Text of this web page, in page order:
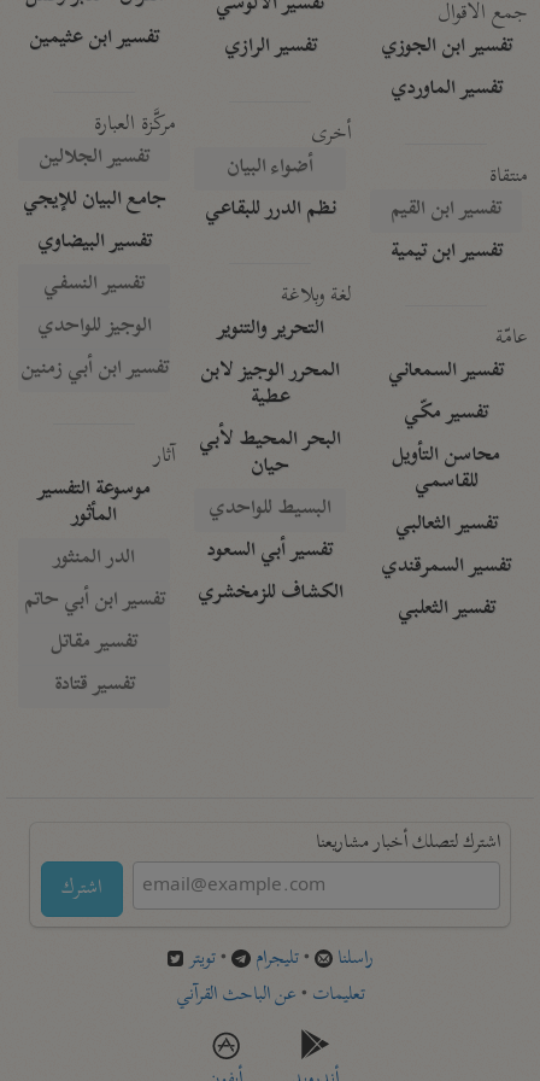
جمع الأقوال
تفسير ابن الجوزي
تفسير الماوردي
منتقاة
تفسير ابن القيم
تفسير ابن تيمية
عامّة
تفسير السمعاني
تفسير مكّي
محاسن التأويل
للقاسمي
تفسير الثعالبي
تفسير السمرقندي
تفسير الثعلبي
تفسير الرازي
أخرى
أضواء البيان
نظم الدرر للبقاعي
لغة وبلاغة
التحرير والتنوير
المحرر الوجيز لابن
عطية
البحر المحيط لأبي
حيان
البسيط للواحدي
تفسير أبي السعود
الكشاف للزمخشري
تفسير ابن عثيمين
مركَّزة العبارة
تفسير الجلالين
جامع البيان للإيجي
تفسير البيضاوي
تفسير النسفي
الوجيز للواحدي
تفسير ابن أبي زمنين
آثار
موسوعة التفسير
المأثور
الدر المنثور
تفسير ابن أبي حاتم
تفسير مقاتل
تفسير قتادة
اشترك لتصلك أخبار مشاريعنا
اشترك
راسلنا •تليجرام •تويتر
تعليمات •عن الباحث القرآني